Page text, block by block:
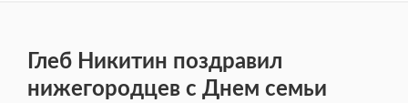
Глеб Никитин поздравил
нижегородцев с Днем семьи